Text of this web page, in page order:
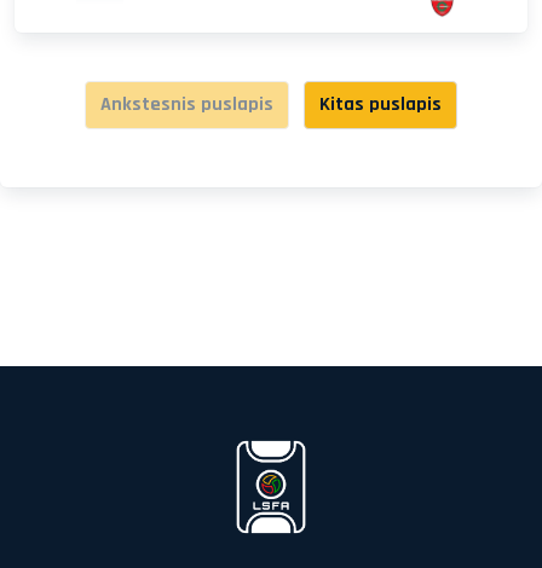
Ankstesnis puslapis Kitas puslapis